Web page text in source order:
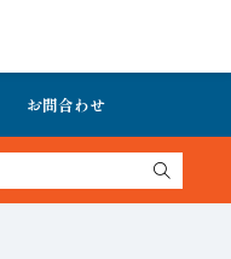
お問合わせ